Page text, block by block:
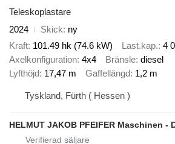
Teleskoplastare
2024
Skick ny
Kraft 101.49 hk (74.6 kW) Last.kap. 4
Axelkonfiguration 4x4 Bränsle diesel
Lyfthöjd 17,47 m Gaffellängd 1,2 m
Tyskland, Fürth ( Hessen )
HELMUT JAKOB PFEIFER Maschinen -